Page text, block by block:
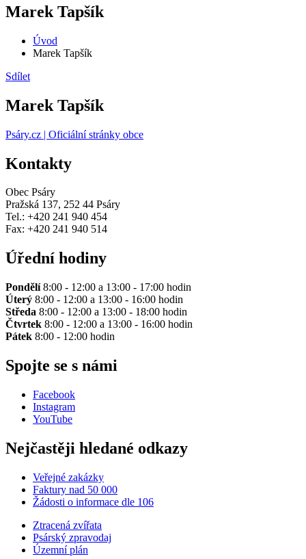
Marek Tapšík
Úvod
Marek Tapšík
Sdílet
Marek Tapšík
Psáry.cz | Oficiální stránky obce
Kontakty
Obec Psáry
Pražská 137, 252 44 Psáry
Tel.: +420 241 940 454
Fax: +420 241 940 514
Úřední hodiny
Pondělí8:00 - 12:00 a 13:00 - 17:00 hodin
Úterý 8:00 - 12:00 a 13:00 - 16:00 hodin
Středa 8:00 - 12:00 a 13:00 - 18:00 hodin
Čtvrtek 8:00 - 12:00 a 13:00 - 16:00 hodin
Pátek 8:00 - 12:00 hodin
Spojte se s námi
Facebook
Instagram
YouTube
Nejčastěji hledané odkazy
Veřejné zakázky
Faktury nad 50 000
Žádosti o informace dle 106
Ztracená zvířata
Psárský zpravodaj
Územní plán